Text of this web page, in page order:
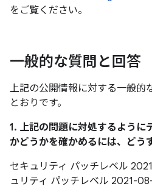
をご覧ください。
一般的な質問と回答
上記の公開情報に対する一般的
とおりです。
1. 上記の問題に対処するように
かどうかを確かめるには、どう
セキュリティ パッチレベル
ュリティ パッチレベル 2021-